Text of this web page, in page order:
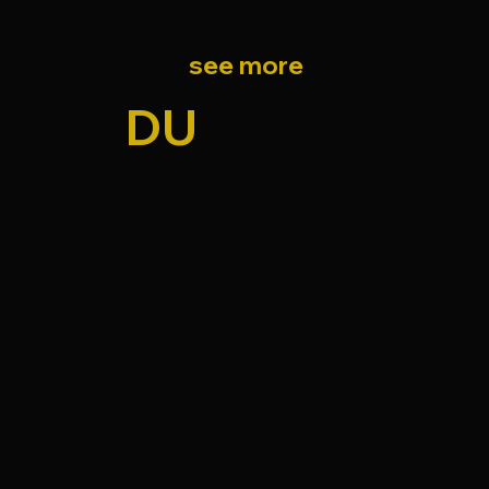
DU
see more